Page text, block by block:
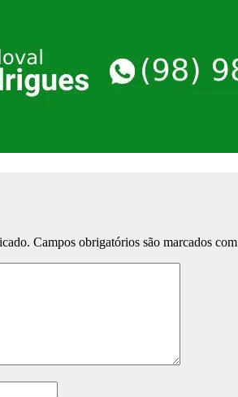
Campos obrigatórios são marcados com